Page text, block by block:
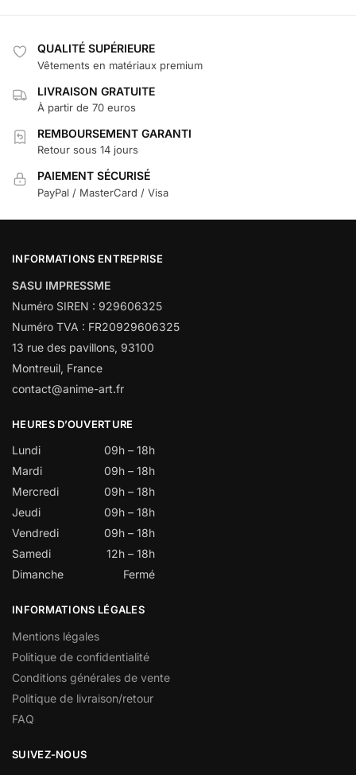
QUALITÉ SUPÉRIEURE
Vêtements en matériaux premium
LIVRAISON GRATUITE
À partir de 70 euros
REMBOURSEMENT GARANTI
Retour sous 14 jours
PAIEMENT SÉCURISÉ
PayPal / MasterCard / Visa
INFORMATIONS ENTREPRISE
SASU IMPRESSME
Numéro SIREN : 929606325
Numéro TVA : FR20929606325
13 rue des pavillons, 93100
Montreuil, France
contact@anime-art.fr
HEURES D’OUVERTURE
Lundi
09h – 18h
Mardi
09h – 18h
Mercredi
09h – 18h
Jeudi
09h – 18h
Vendredi
09h – 18h
Samedi
12h – 18h
Dimanche
Fermé
INFORMATIONS LÉGALES
Mentions légales
Politique de confidentialité
Conditions générales de vente
Politique de livraison/retour
FAQ
SUIVEZ-NOUS